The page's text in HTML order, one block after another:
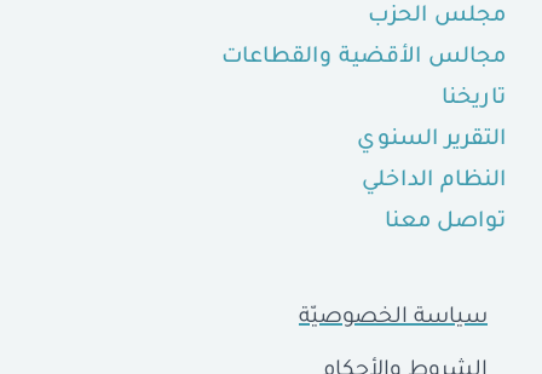
مجلس الحزب
مجالس الأقضية والقطاعات
تاريخنا
التقرير السنوي
النظام الداخلي
تواصل معنا
سياسة الخصوصيّة